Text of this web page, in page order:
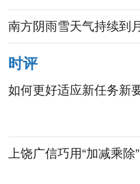
南方阴雨雪天气持续到
时评
上饶广信巧用“加减乘